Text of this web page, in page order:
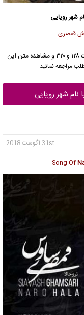
شهر رویایی
قمصری
با کیفیت ۱۲۸ و ۳۲۰ و مشاهده متن این
مراجعه نمائید …
شهر رویایی
31st آگوست 2018
Song Of